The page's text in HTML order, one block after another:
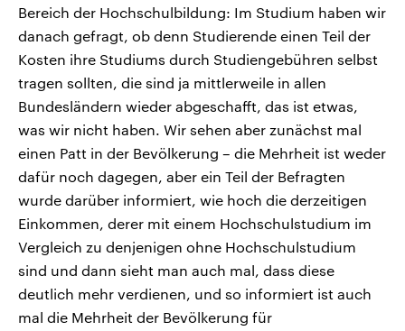
Bereich der Hochschulbildung: Im Studium haben wir
danach gefragt, ob denn Studierende einen Teil der
Kosten ihre Studiums durch Studiengebühren selbst
tragen sollten, die sind ja mittlerweile in allen
Bundesländern wieder abgeschafft, das ist etwas,
was wir nicht haben. Wir sehen aber zunächst mal
einen Patt in der Bevölkerung – die Mehrheit ist weder
dafür noch dagegen, aber ein Teil der Befragten
wurde darüber informiert, wie hoch die derzeitigen
Einkommen, derer mit einem Hochschulstudium im
Vergleich zu denjenigen ohne Hochschulstudium
sind und dann sieht man auch mal, dass diese
deutlich mehr verdienen, und so informiert ist auch
mal die Mehrheit der Bevölkerung für